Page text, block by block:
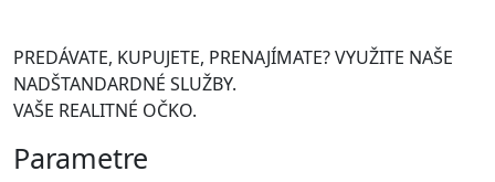
PREDÁVATE, KUPUJETE, PRENAJÍMATE? VYUŽITE NAŠE
NADŠTANDARDNÉ SLUŽBY.
VAŠE REALITNÉ OČKO.
Parametre